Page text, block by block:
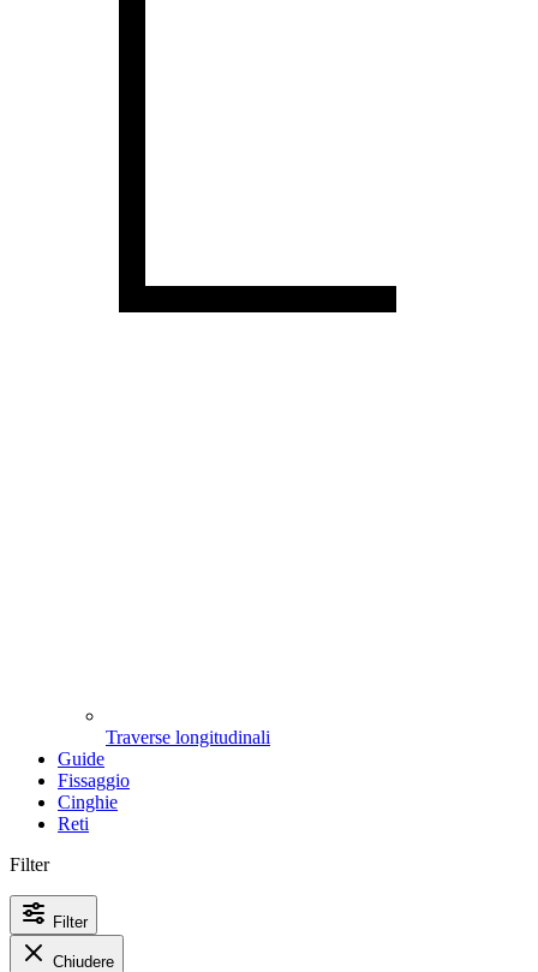
Traverse longitudinali
Guide
Fissaggio
Cinghie
Reti
Filter
Filter
Chiudere